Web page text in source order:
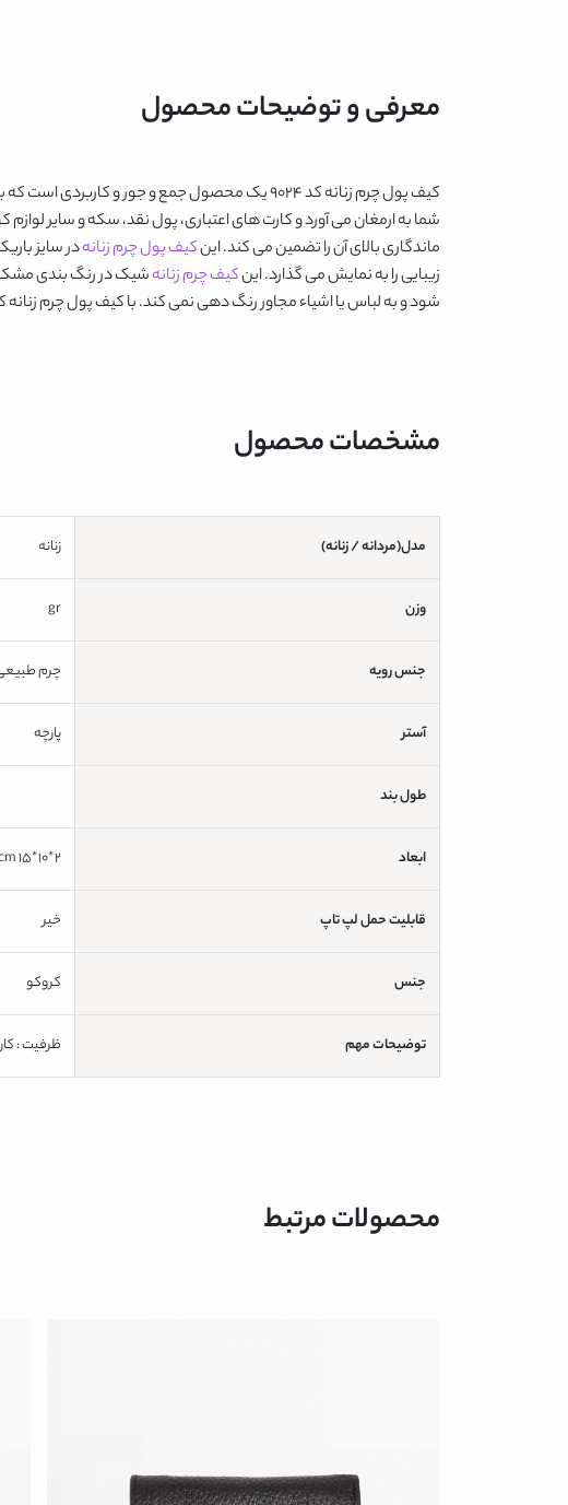
معرفی و توضیحات محصول
کیف پول چرم زنانه کد 9024 یک محصول جمع و جور و کاربردی است که
شما به ارمغان می آورد و کارت های اعتباری، پول نقد، سکه و سایر
ماندگاری بالای آن را تضمین می کند. اینکیف پول چرم زنانهدر سایز باریک و کوچک در ابعاد
زیبایی را به نمایش می گذارد. اینکیف چرم زنانهشیک در رنگ بندی
شود و به لباس یا اشیاء مجاور رنگ دهی نمی کند. باکیف پول چرم زنانه کد
مشخصات محصول
مدل(مردانه / زنانه) زنانه
وزن gr
جنس رویه چرم
آستر پارچه
طول بند
ابعاد 2*10*15 cm
قابلیت حمل لپ تاپ خیر
جنس کروکو
توضیحات مهم ظرفیت : کارت 7 عدد + جای اسکناس +
محصولات مرتبط